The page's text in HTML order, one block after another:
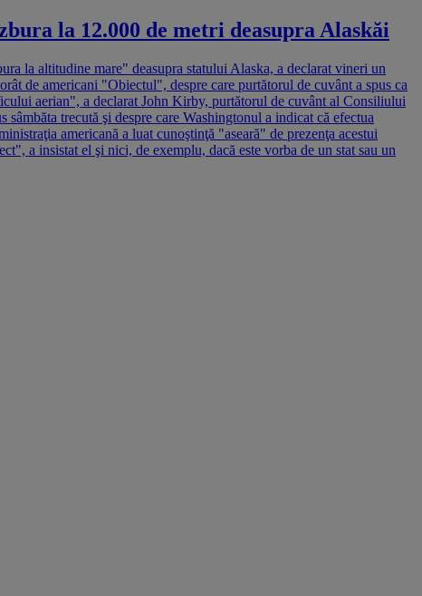
la 12.000 de metri deasupra Alaskăi
la altitudine mare" deasupra statului Alaska, a declarat vineri un
de americani "Obiectul", despre care purtătorul de cuvânt a spus ca
aerian", a declarat John Kirby, purtătorul de cuvânt al Consiliului
trecută şi despre care Washingtonul a indicat că efectua
americană a luat cunoştinţă "aseară" de prezenţa acestui
a insistat el şi nici, de exemplu, dacă este vorba de un stat sau un